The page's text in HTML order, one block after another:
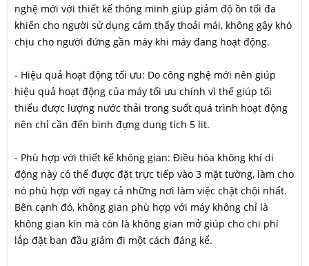
nghệ mới với thiết kế thông minh giúp giảm độ ồn tối đa
khiến cho người sử dụng cảm thấy thoải mái, không gây khó
chịu cho người đứng gần máy khi máy đang hoạt động.
- Hiệu quả hoạt động tối ưu: Do công nghệ mới nên giúp
hiệu quả hoạt động của máy tối ưu chính vì thế giúp tối
thiểu được lượng nước thải trong suốt quá trình hoạt động
nên chỉ cần đến bình đựng dung tích 5 lit.
- Phù hợp với thiết kế không gian: Điều hòa không khí di
động này có thể được đặt trực tiếp vào 3 mặt tường, làm cho
nó phù hợp với ngay cả những nơi làm việc chật chội nhất.
Bên cạnh đó, không gian phù hợp với máy không chỉ là
không gian kín mà còn là không gian mở giúp cho chi phí
lắp đặt ban đầu giảm đi một cách đáng kể.